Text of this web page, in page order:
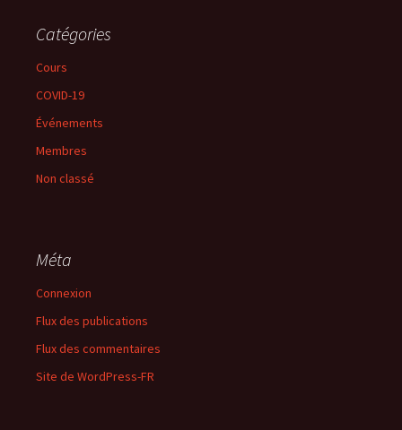
Catégories
Cours
COVID-19
Événements
Membres
Non classé
Méta
Connexion
Flux des publications
Flux des commentaires
Site de WordPress-FR